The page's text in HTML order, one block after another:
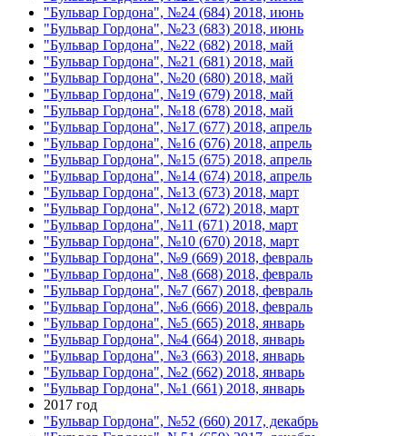
"Бульвар Гордона", №24 (684) 2018, июнь
"Бульвар Гордона", №23 (683) 2018, июнь
"Бульвар Гордона", №22 (682) 2018, май
"Бульвар Гордона", №21 (681) 2018, май
"Бульвар Гордона", №20 (680) 2018, май
"Бульвар Гордона", №19 (679) 2018, май
"Бульвар Гордона", №18 (678) 2018, май
"Бульвар Гордона", №17 (677) 2018, апрель
"Бульвар Гордона", №16 (676) 2018, апрель
"Бульвар Гордона", №15 (675) 2018, апрель
"Бульвар Гордона", №14 (674) 2018, апрель
"Бульвар Гордона", №13 (673) 2018, март
"Бульвар Гордона", №12 (672) 2018, март
"Бульвар Гордона", №11 (671) 2018, март
"Бульвар Гордона", №10 (670) 2018, март
"Бульвар Гордона", №9 (669) 2018, февраль
"Бульвар Гордона", №8 (668) 2018, февраль
"Бульвар Гордона", №7 (667) 2018, февраль
"Бульвар Гордона", №6 (666) 2018, февраль
"Бульвар Гордона", №5 (665) 2018, январь
"Бульвар Гордона", №4 (664) 2018, январь
"Бульвар Гордона", №3 (663) 2018, январь
"Бульвар Гордона", №2 (662) 2018, январь
"Бульвар Гордона", №1 (661) 2018, январь
2017 год
"Бульвар Гордона", №52 (660) 2017, декабрь